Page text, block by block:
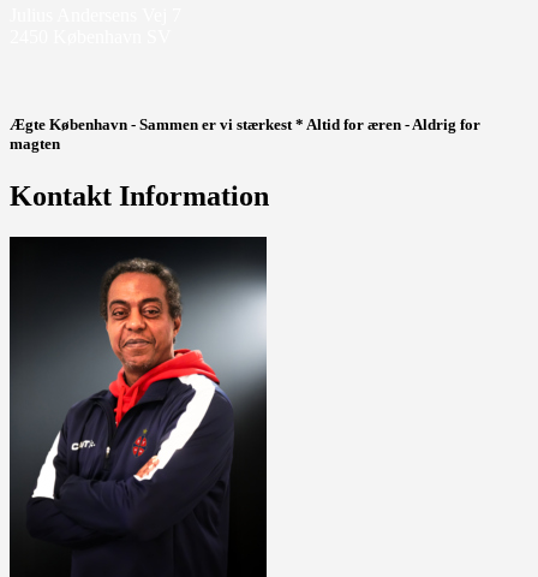
Ægte København - Sammen er vi stærkest * Altid for æren - Aldrig for
magten
Kontakt Information